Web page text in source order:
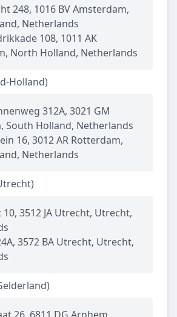
248, 1016 BV Amsterdam,
Netherlands
108, 1011 AK
North Holland, Netherlands
Holland)
312A, 3021 GM
South Holland, Netherlands
16, 3012 AR Rotterdam,
Netherlands
3512 JA Utrecht, Utrecht,
3572 BA Utrecht, Utrecht,